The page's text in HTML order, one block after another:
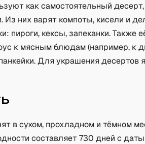
как самостоятельный
Из них варят компоты, кисели и
пироги, кексы, запеканки. Также
к мясным блюдам (например, к
Для украшения
в сухом, прохладном и тёмном
составляет 730 дней с